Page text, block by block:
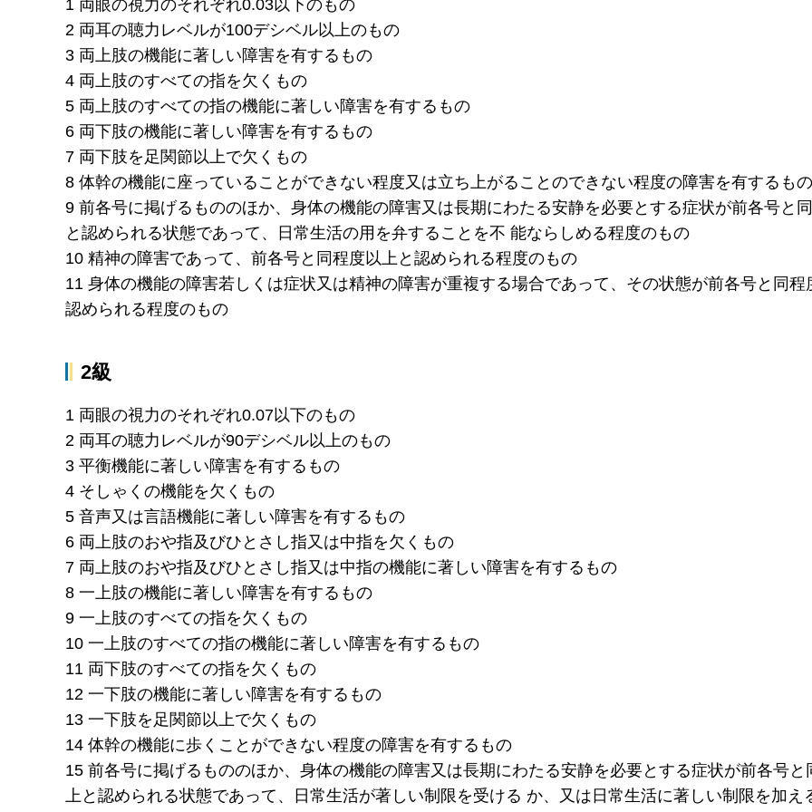
1 両眼の視力のそれぞれ0.03以下のもの
2 両耳の聴力レベルが100デシベル以上のもの
3 両上肢の機能に著しい障害を有するもの
4 両上肢のすべての指を欠くもの
5 両上肢のすべての指の機能に著しい障害を有するもの
6 両下肢の機能に著しい障害を有するもの
7 両下肢を足関節以上で欠くもの
8 体幹の機能に座っていることができない程度又は立ち上がることのできない程度の障害を有するもの
9 前各号に掲げるもののほか、身体の機能の障害又は長期にわたる安静を必要とする症状が前各号と
と認められる状態であって、日常生活の用を弁することを不 能ならしめる程度のもの
10 精神の障害であって、前各号と同程度以上と認められる程度のもの
11 身体の機能の障害若しくは症状又は精神の障害が重複する場合であって、その状態が前各号と同程
認められる程度のもの
2級
1 両眼の視力のそれぞれ0.07以下のもの
2 両耳の聴力レベルが90デシベル以上のもの
3 平衡機能に著しい障害を有するもの
4 そしゃくの機能を欠くもの
5 音声又は言語機能に著しい障害を有するもの
6 両上肢のおや指及びひとさし指又は中指を欠くもの
7 両上肢のおや指及びひとさし指又は中指の機能に著しい障害を有するもの
8 一上肢の機能に著しい障害を有するもの
9 一上肢のすべての指を欠くもの
10 一上肢のすべての指の機能に著しい障害を有するもの
11 両下肢のすべての指を欠くもの
12 一下肢の機能に著しい障害を有するもの
13 一下肢を足関節以上で欠くもの
14 体幹の機能に歩くことができない程度の障害を有するもの
15 前各号に掲げるもののほか、身体の機能の障害又は長期にわたる安静を必要とする症状が前各号と
上と認められる状態であって、日常生活が著しい制限を受ける か、又は日常生活に著しい制限を加え